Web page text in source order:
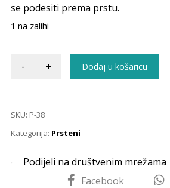
se podesiti prema prstu.
1 na zalihi
- + Dodaj u košaricu
SKU: P-38
Kategorija: Prsteni
Facebook